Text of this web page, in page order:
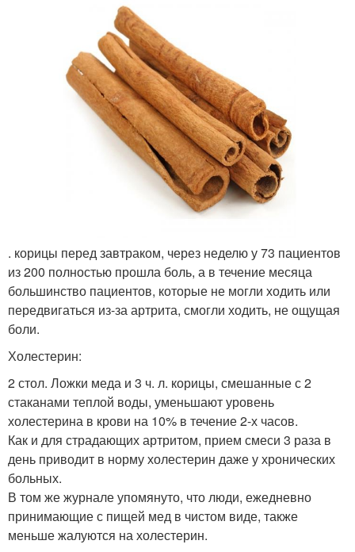
. корицы перед завтраком, через неделю у 73 пациентов
из 200 полностью прошла боль, а в течение месяца
большинство пациентов, которые не могли ходить или
передвигаться из-за артрита, смогли ходить, не ощущая
боли.
Холестерин:
2 стол. Ложки меда и 3 ч. л. корицы, смешанные с 2
стаканами теплой воды, уменьшают уровень
холестерина в крови на 10% в течение 2-х часов.
Как и для страдающих артритом, прием смеси 3 раза в
день приводит в норму холестерин даже у хронических
больных.
В том же журнале упомянуто, что люди, ежедневно
принимающие с пищей мед в чистом виде, также
меньше жалуются на холестерин.